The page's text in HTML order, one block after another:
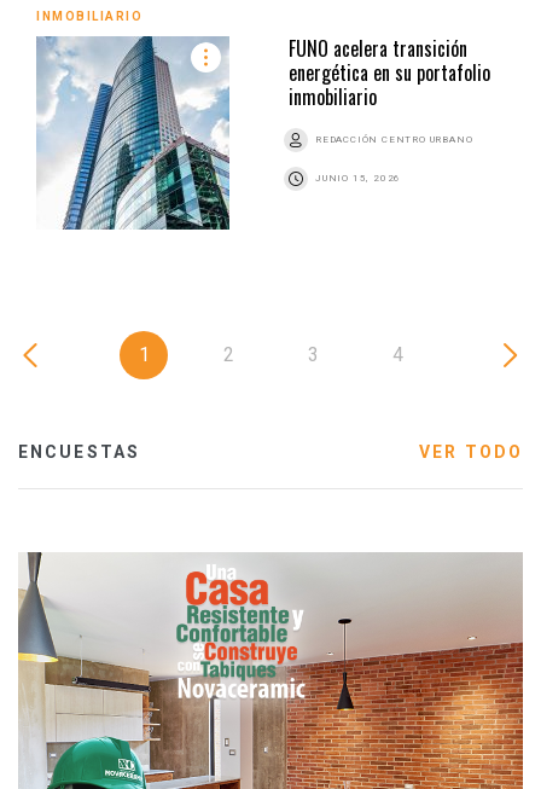
INMOBILIARIO
FUNO acelera transición
energética en su portafolio
inmobiliario
REDACCIÓN CENTRO URBANO
JUNIO 15, 2026
1 2 3 4
ENCUESTAS VER TODO